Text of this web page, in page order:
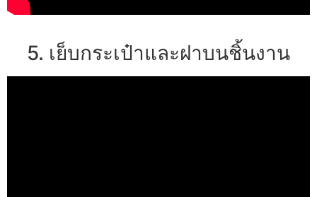
5. เย็บกระเป๋าและฝาบนชิ้นงาน